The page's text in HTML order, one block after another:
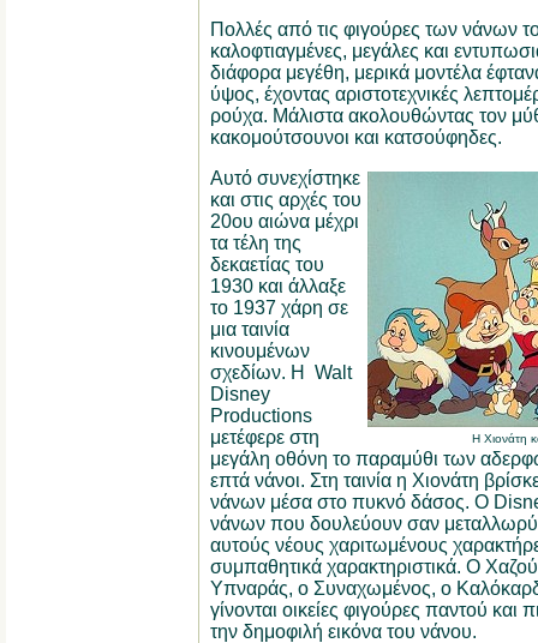
Πολλές από τις φιγούρες των νάνων
καλοφτιαγμένες, μεγάλες και
διάφορα μεγέθη, μερικά μοντέλα
ύψος, έχοντας αριστοτεχνικές
ρούχα. Μάλιστα ακολουθώντας τον
κακομούτσουνοι και κατσούφηδες.
Η Χιονάτη
Αυτό συνεχίστηκε
και στις αρχές του
20ου αιώνα μέχρι
τα τέλη της
δεκαετίας του
1930 και άλλαξε
το 1937 χάρη σε
μια ταινία
κινουμένων
σχεδίων. Η Walt
Disney
Productions
μετέφερε στη
μεγάλη οθόνη το παραμύθι των
επτά νάνοι. Στη ταινία η Χιονάτη
νάνων μέσα στο πυκνό δάσος. Ο Disney
νάνων που δουλεύουν σαν
αυτούς νέους χαριτωμένους
συμπαθητικά χαρακτηριστικά. Ο
Υπναράς, ο Συναχωμένος, ο
γίνονται οικείες φιγούρες παντού και
την δημοφιλή εικόνα του νάνου.